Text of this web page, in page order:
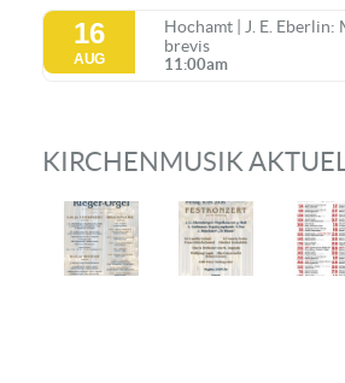
16
AUG
Hochamt | J. E. Eberlin:
brevis
11:00am
KIRCHENMUSIK